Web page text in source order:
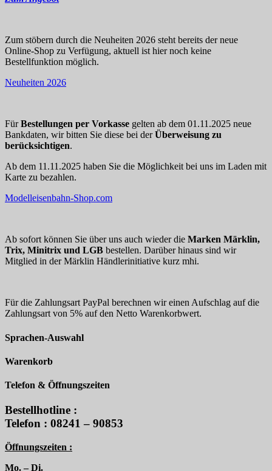
Zum stöbern durch die Neuheiten 2026 steht bereits der neue
Online-Shop zu Verfügung, aktuell ist hier noch keine
Bestellfunktion möglich.
Neuheiten 2026
FürBestellungen per Vorkasse gelten ab dem 01.11.2025 neue
Bankdaten, wir bitten Sie diese bei derÜberweisung zu
berücksichtigen.
Ab dem 11.11.2025 haben Sie die Möglichkeit bei uns im Laden mit
Karte zu bezahlen.
Modelleisenbahn-Shop.com
Ab sofort können Sie über uns auch wieder die Marken Märklin,
Trix, Minitrix und LGB bestellen. Darüber hinaus sind wir
Mitglied in der Märklin Händlerinitiative kurz mhi.
Für die Zahlungsart PayPal berechnen wir einen Aufschlag auf die
Zahlungsart von 5% auf den Netto Warenkorbwert.
Sprachen-Auswahl
Warenkorb
Telefon & Öffnungszeiten
Bestellhotline :
Telefon : 08241 – 90853
Öffnungszeiten :
Mo. – Di.